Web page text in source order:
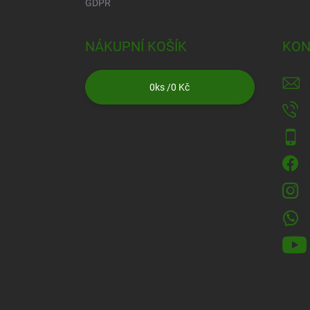
GDPR
NÁKUPNÍ KOŠÍK
0ks /0 Kč